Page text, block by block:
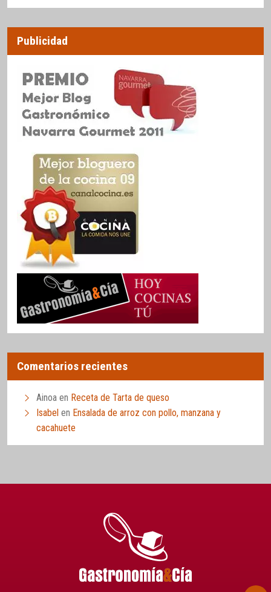
Publicidad
Comentarios recientes
Ainoa en Receta de Tarta de queso
Isabel en Ensalada de arroz con pollo, manzana y
cacahuete